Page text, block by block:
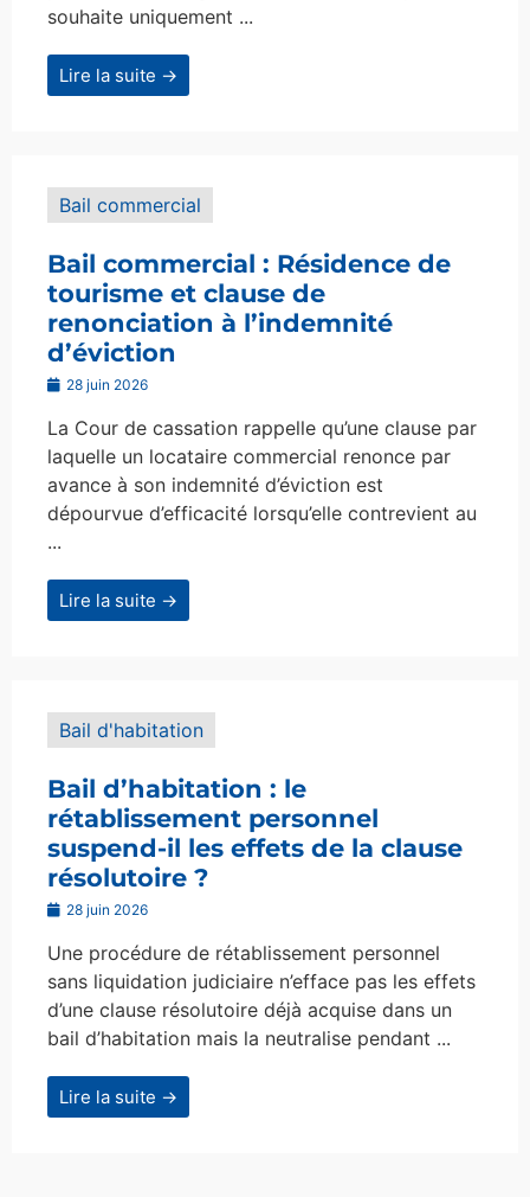
souhaite uniquement ...
Lire la suite →
Bail commercial
Bail commercial : Résidence de
tourisme et clause de
renonciation à l’indemnité
d’éviction
28 juin 2026
La Cour de cassation rappelle qu’une clause par
laquelle un locataire commercial renonce par
avance à son indemnité d’éviction est
dépourvue d’efficacité lorsqu’elle contrevient au
...
Lire la suite →
Bail d'habitation
Bail d’habitation : le
rétablissement personnel
suspend-il les effets de la clause
résolutoire ?
28 juin 2026
Une procédure de rétablissement personnel
sans liquidation judiciaire n’efface pas les effets
d’une clause résolutoire déjà acquise dans un
bail d’habitation mais la neutralise pendant ...
Lire la suite →